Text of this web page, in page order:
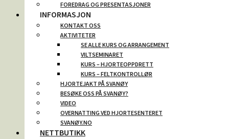
FOREDRAG OG PRESENTASJONER
INFORMASJON
KONTAKT OSS
AKTIVITETER
SE ALLE KURS OG ARRANGEMENT
VILTSEMINARET
KURS – HJORTEOPPDRETT
KURS – FELTKONTROLLØR
HJORTEJAKT PÅ SVANØY
BESØKE OSS PÅ SVANØY?
VIDEO
OVERNATTING VED HJORTESENTERET
SVANØY.NO
NETTBUTIKK